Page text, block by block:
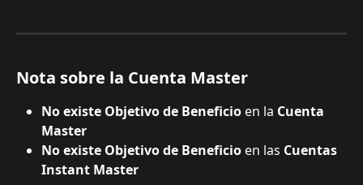
Nota sobre la Cuenta Master
No existe Objetivo de Beneficio en la Cuenta
Master
No existe Objetivo de Beneficio en las Cuentas
Instant Master